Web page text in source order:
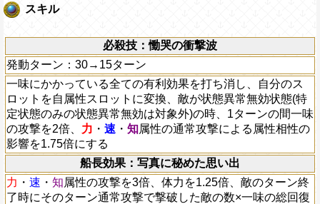
スキル
必殺技：慟哭の衝撃波
発動ターン：30→15ターン
一味にかかっている全ての有利効果を打ち消し、自分のス
ロットを自属性スロットに変換、敵が状態異常無効状態(特
定状態のみの状態異常無効は対象外)の時、1ターンの間一味
の攻撃を2倍、 力 ・ 速 ・ 知属性の通常攻撃による属性相性の
影響を1.75倍にする
船長効果：写真に秘めた思い出
力 ・ 速 ・ 知属性の攻撃を3倍、体力を1.25倍、敵のターン終
了時にそのターン通常攻撃で撃破した敵の数×一味の総回復